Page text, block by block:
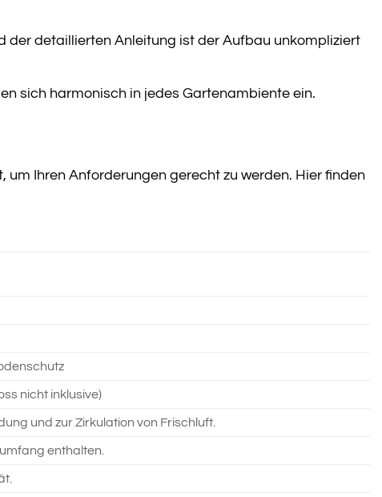
der detaillierten Anleitung ist der Aufbau unkompliziert
sich harmonisch in jedes Gartenambiente ein.
Ihren Anforderungen gerecht zu werden. Hier finden
nicht inklusive)
und zur Zirkulation von Frischluft.
enthalten.